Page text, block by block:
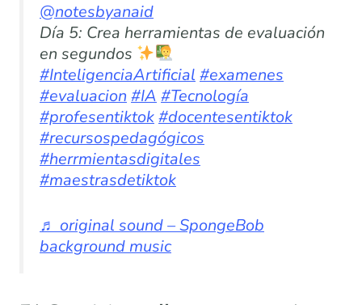
@notesbyanaid
Día 5: Crea herramientas de evaluación
en segundos
#InteligenciaArtificial #examenes
#evaluacion #IA #Tecnología
#profesentiktok#docentesentiktok
#recursospedagógicos
#herrmientasdigitales
#maestrasdetiktok
♬ original sound – SpongeBob
background music